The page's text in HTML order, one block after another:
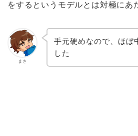
をするというモデルとは対極にあ
まさ
手元硬めなので、ほぼ
した